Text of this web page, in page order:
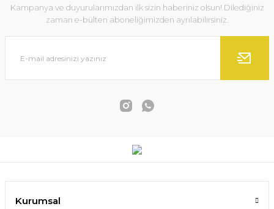
Kampanya ve duyurularımızdan ilk sizin haberiniz olsun! Dilediğiniz
zaman e-bülten aboneliğimizden ayrılabilirsiniz.
Kurumsal